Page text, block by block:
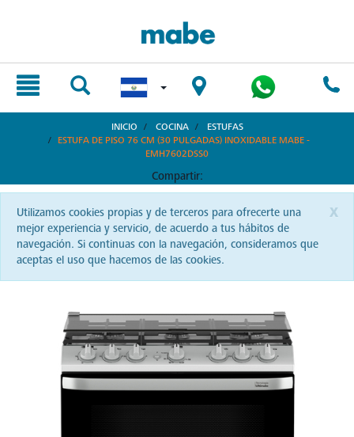
INICIO COCINA
ESTUFAS
ESTUFA DE PISO 76 CM (30 PULGADAS) INOXIDABLE MABE -
EMH7602DSS0
Compartir:
x
Utilizamos cookies propias y de terceros para ofrecerte una
mejor experiencia y servicio, de acuerdo a tus hábitos de
navegación. Si continuas con la navegación, consideramos que
aceptas el uso que hacemos de las cookies.